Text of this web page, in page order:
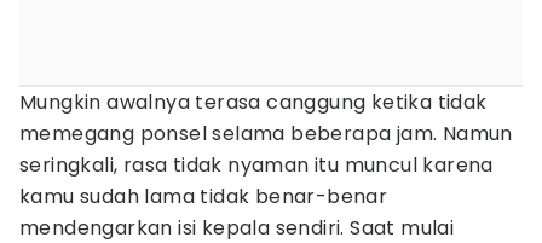
Mungkin awalnya terasa canggung ketika tidak
memegang ponsel selama beberapa jam. Namun
seringkali, rasa tidak nyaman itu muncul karena
kamu sudah lama tidak benar-benar
mendengarkan isi kepala sendiri. Saat mulai